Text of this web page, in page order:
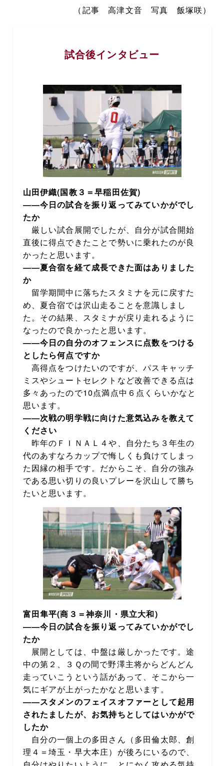
（記事 高津文音 写真 飯塚咲）
試合後インタビュー
山田伊織(国教３＝早稲田佐賀)
――今日の試合を振り返ってみていかがでし
たか
厳しい試合展開でしたが、自分が試合開始
直後に得点できたことで勢いに乗れたのが良
かったと思います。
――夏合宿を経て成長できた面はありました
か
留学期間中に落ちたスタミナを元に戻すた
め、夏合宿では沢山走ることを意識しまし
た。その結果、スタミナが戻り走れるように
なったので良かったと思います。
――今日の自分のオフェンスに点数をつける
としたら何点ですか
高得点をつけたいのですが、パスキャッチ
ミスやシュートセレクトなど改善できる点は
多々あったので10点満点中６点くらいかなと
思います。
――次戦の明学戦に向けた意気込みを教えて
ください
昨年のＦＩＮＡＬ４や、自分たち３年生の
代のあすなろカップで悔しくも負けてしまっ
た因縁の相手です。だからこそ、自分の強み
である思い切りの良いプレーを沢山して勝ち
たいと思います。
富田隼平(商３＝神奈川・県立大和)
――今日の試合を振り返ってみていかがでし
たか
展開としては、中盤は厳しかったです。途
中の第２、３Ｑの間で野澤主将からどんどん
走っていこうという話があって、そこから一
気にギアが上がったかなと思います。
――スタメンのフェイスオファーとして起用
されたましたが、お気持ちとしてはいかがで
したか
自分の一個上の多田さん（多田倫太郎、創
理４＝埼玉・早大本庄）が後ろにいるので、